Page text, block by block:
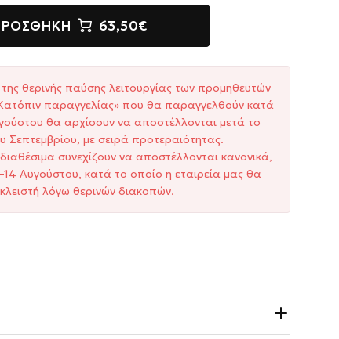
63,50€
θερινής παύσης λειτουργίας των προμηθευτών
παραγγελίας» που θα παραγγελθούν κατά
θα αρχίσουν να αποστέλλονται μετά το
με σειρά προτεραιότητας.
συνεχίζουν να αποστέλλονται κανονικά,
Αυγούστου, κατά το οποίο η εταιρεία μας θα
λόγω θερινών διακοπών.